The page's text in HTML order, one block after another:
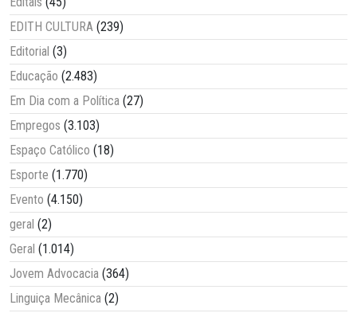
EDITH CULTURA (239)
Editorial (3)
Educação (2.483)
Em Dia com a Política (27)
Empregos (3.103)
Espaço Católico (18)
Esporte (1.770)
Evento (4.150)
geral (2)
Geral (1.014)
Jovem Advocacia (364)
Linguiça Mecânica (2)